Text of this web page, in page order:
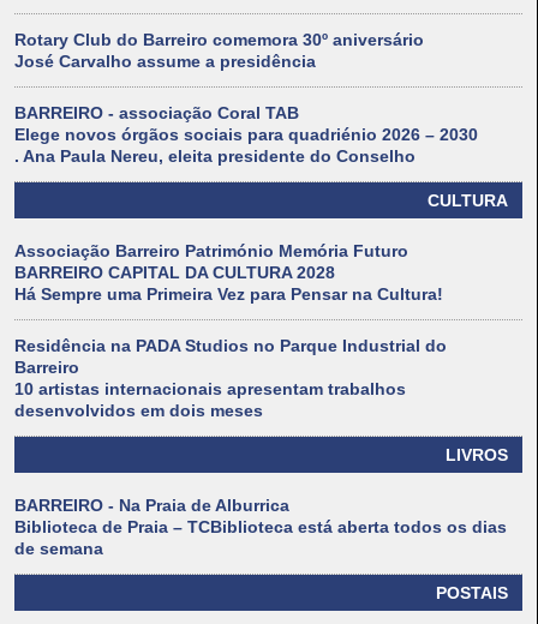
Rotary Club do Barreiro comemora 30º aniversário
José Carvalho assume a presidência
BARREIRO - associação Coral TAB
Elege novos órgãos sociais para quadriénio 2026 – 2030
. Ana Paula Nereu, eleita presidente do Conselho
CULTURA
Associação Barreiro Património Memória Futuro
BARREIRO CAPITAL DA CULTURA 2028
Há Sempre uma Primeira Vez para Pensar na Cultura!
Residência na PADA Studios no Parque Industrial do
Barreiro
10 artistas internacionais apresentam trabalhos
desenvolvidos em dois meses
LIVROS
BARREIRO - Na Praia de Alburrica
Biblioteca de Praia – TCBiblioteca está aberta todos os dias
de semana
POSTAIS